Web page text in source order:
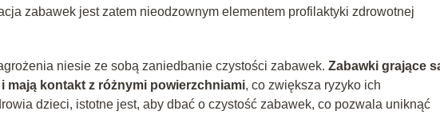
zabawek jest zatem nieodzownym elementem profilaktyki zdrowotnej
niesie ze sobą zaniedbanie czystości zabawek. Zabawki grające
mają kontakt z różnymi powierzchniami, co zwiększa ryzyko ich
dzieci, istotne jest, aby dbać o czystość zabawek, co pozwala uniknąć